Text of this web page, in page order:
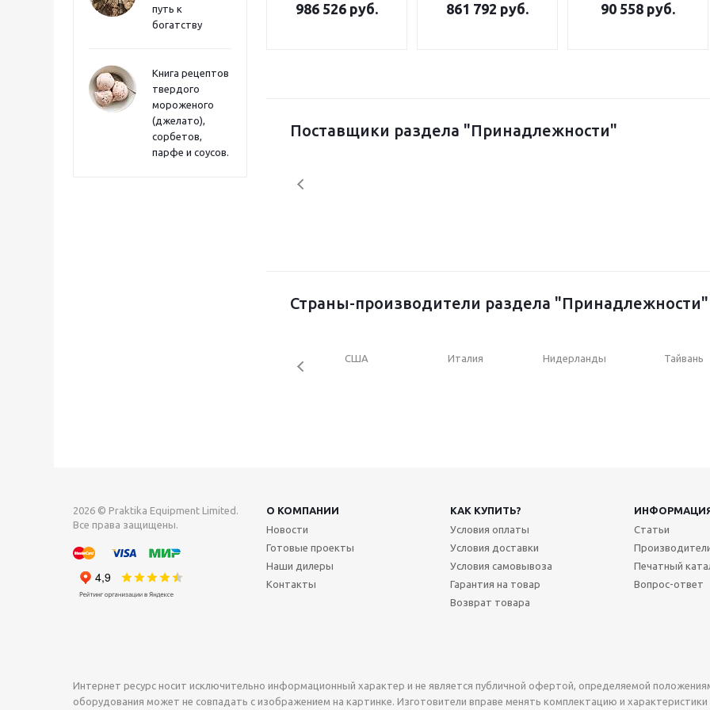
путь к
богатству
Книга рецептов
твердого
мороженого
(джелато),
сорбетов,
парфе и соусов.
электроприводом
986 526 руб.
ручным подъемом
861 792 руб.
таймера, с ручным
90 558 руб.
Поставщики раздела "Принадлежности"
Страны-производители раздела "Принадлежности"
США Италия Нидерланды Тайвань
2026 © Praktika Equipment Limited.
Все права защищены.
О КОМПАНИИ КАК КУПИТЬ?
Новости
Готовые проекты
Наши дилеры
Контакты
Условия оплаты
Условия доставки
Условия самовывоза
Гарантия на товар
Возврат товара
Статьи
Печатный
Вопрос-ответ
Интернет ресурс носит исключительно информационный характер и не является публичной офертой, определяемой
оборудования может не совпадать с изображением на картинке. Изготовители вправе менять комплектацию и